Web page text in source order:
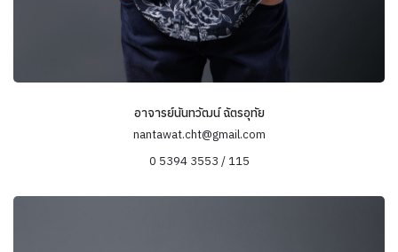
อาจารย์นันทวัฒน์ ฉัตรอุทัย
nantawat.cht@gmail.com
0 5394 3553 / 115